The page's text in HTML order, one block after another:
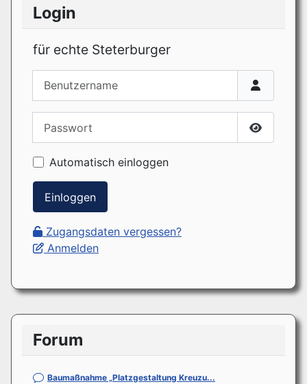
Login
für echte Steterburger
Passwort
Automatisch einloggen
Einloggen
Zugangsdaten vergessen?
Anmelden
Forum
Baumaßnahme „Platzgestaltung Kreuzu...